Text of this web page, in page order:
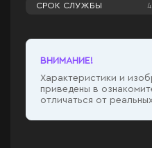
СРОК СЛУЖБЫ
ВНИМАНИЕ!
Характеристики и
приведены в
отличаться от